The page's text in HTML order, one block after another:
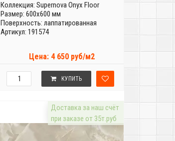
Коллекция: Supernova Onyx Floor
Размер: 600x600 мм
Поверхность: лаппатированная
Артикул: 191574
Цена: 4 650 руб/м2
КУПИТЬ
Доставка за наш счёт
при заказе от 35т.руб